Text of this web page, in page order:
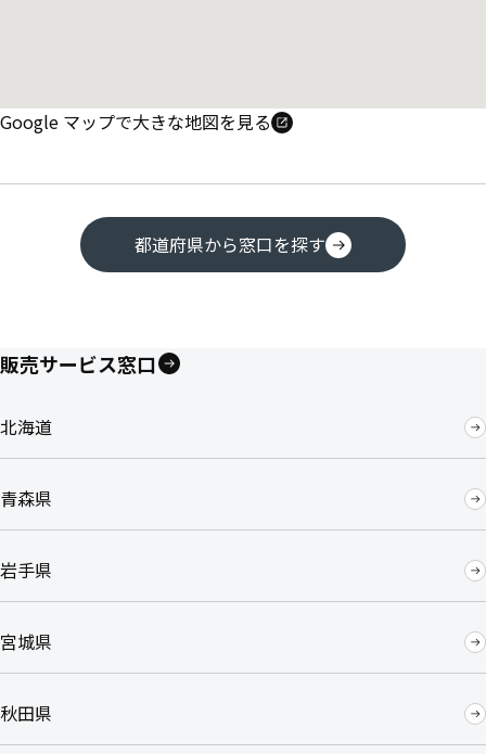
Google マップで大きな地図を見る
都道府県から窓口を探す
販売サービス窓口
北海道
青森県
岩手県
宮城県
秋田県